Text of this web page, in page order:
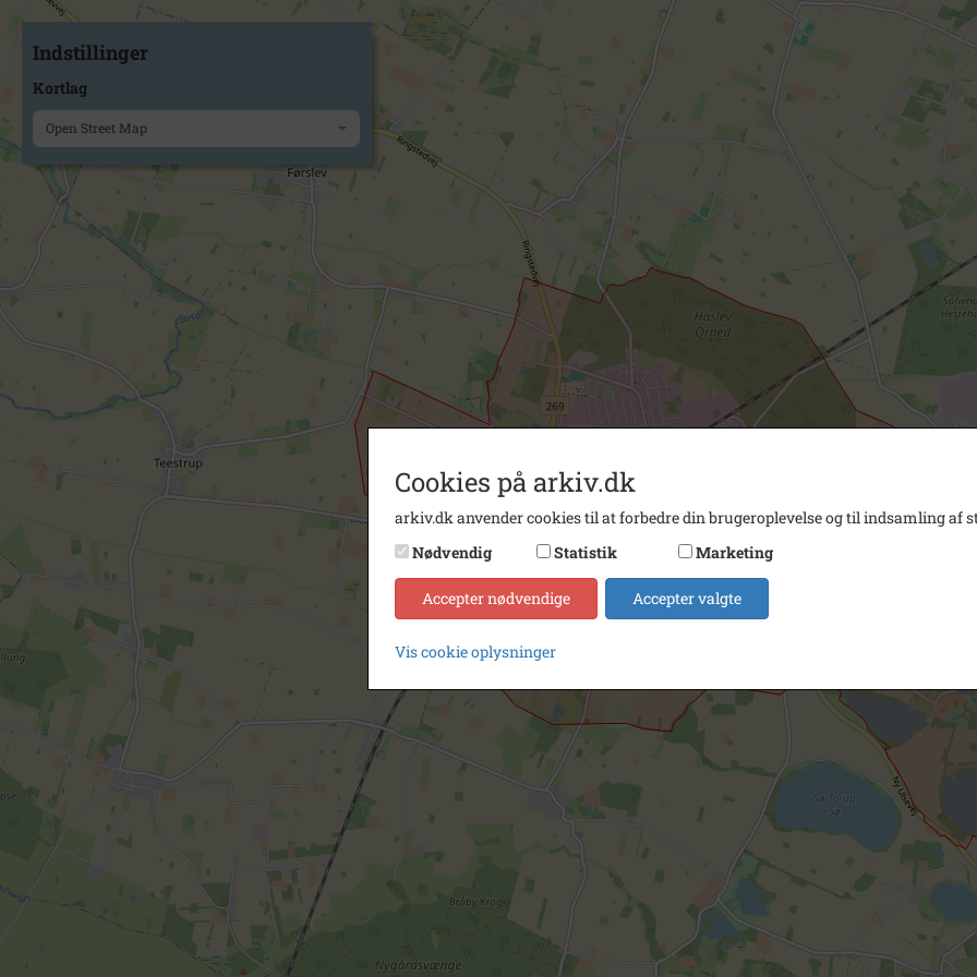
Indstillinger
Kortlag
Open Street Map
Cookies på arkiv.dk
arkiv.dk anvender cookies til at forbedre din brugeroplevelse og til indsamling af
Nødvendig
Statistik Marketing
Accepter nødvendige Accepter valgte
Vis cookie oplysninger